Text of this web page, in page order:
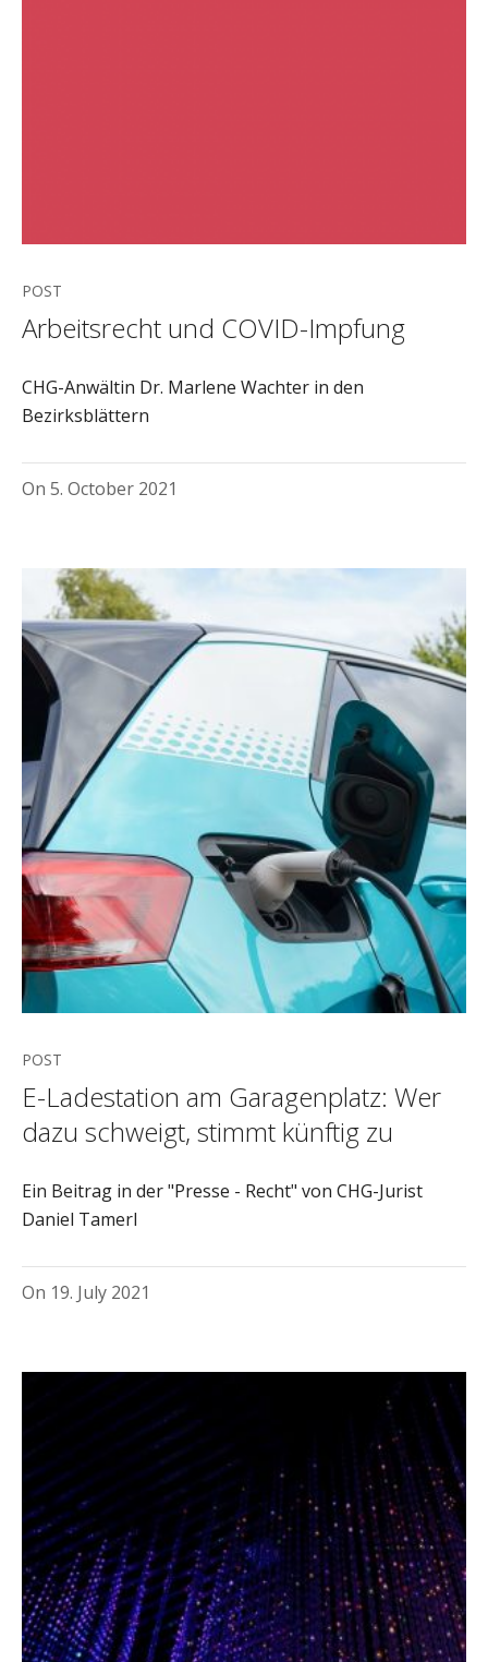
POST
Arbeitsrecht und COVID-Impfung
CHG-Anwältin Dr. Marlene Wachter in den
Bezirksblättern
On 5. October 2021
POST
E-Ladestation am Garagenplatz: Wer
dazu schweigt, stimmt künftig zu
Ein Beitrag in der "Presse - Recht" von CHG-Jurist
Daniel Tamerl
On 19. July 2021